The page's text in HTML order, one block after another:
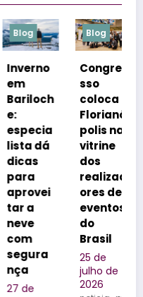
Blog
Congre
coloca
polis na
vitrine
dos
realizad
ores de
eventos
do
Brasil
25 de
2026
Blog
Netos
m
e
da
Quinta
do